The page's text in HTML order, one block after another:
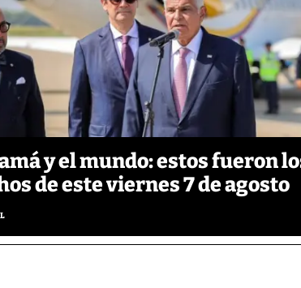
y el mundo: estos fueron
de este viernes 7 de agosto